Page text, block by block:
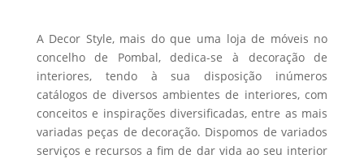
A Decor Style, mais do que uma loja de móveis no
concelho de Pombal, dedica-se à decoração de
interiores, tendo à sua disposição inúmeros
catálogos de diversos ambientes de interiores, com
conceitos e inspirações diversificadas, entre as mais
variadas peças de decoração. Dispomos de variados
serviços e recursos a fim de dar vida ao seu interior